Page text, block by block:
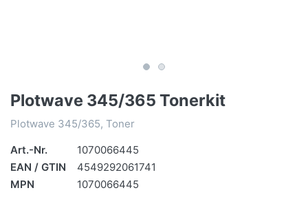
Plotwave 345/365 Tonerkit
Plotwave 345/365, Toner
Art.-Nr.
1070066445
EAN / GTIN
4549292061741
MPN
1070066445